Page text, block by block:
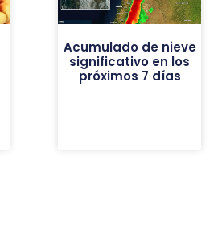
Acumulado de nieve
significativo en los
próximos 7 días